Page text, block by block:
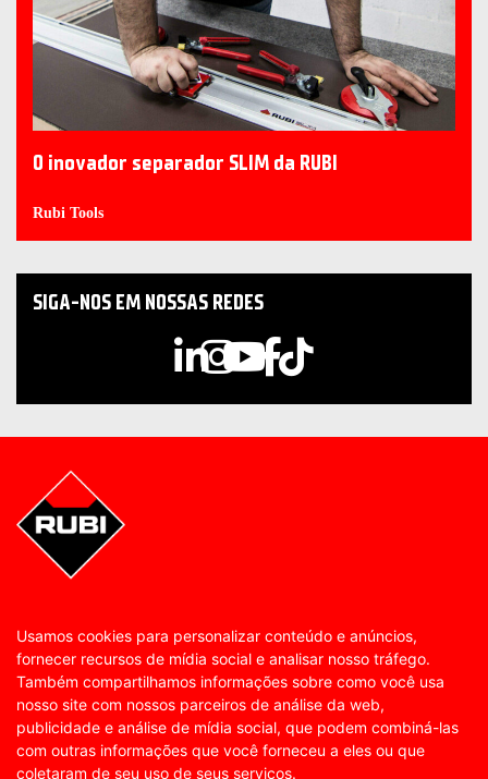
O inovador separador SLIM da RUBI
Rubi Tools
SIGA-NOS EM NOSSAS REDES
Usamos cookies para personalizar conteúdo e anúncios,
fornecer recursos de mídia social e analisar nosso tráfego.
Também compartilhamos informações sobre como você usa
nosso site com nossos parceiros de análise da web,
publicidade e análise de mídia social, que podem combiná-las
com outras informações que você forneceu a eles ou que
coletaram de seu uso de seus serviços.